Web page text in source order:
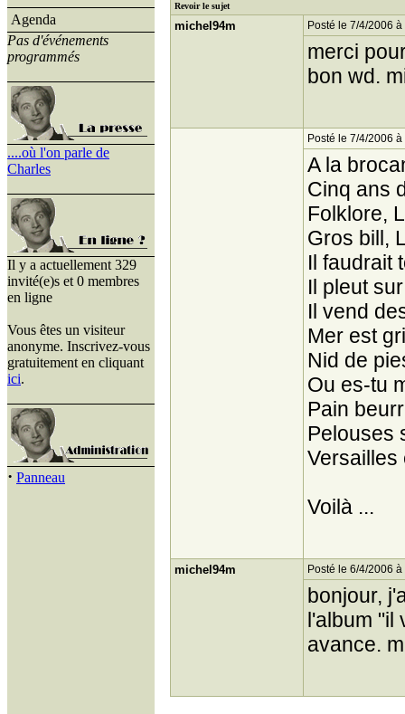
Agenda
Pas d'événements
programmés
....où l'on parle de
Charles
Il y a actuellement 329
invité(e)s et 0 membres
en ligne
Vous êtes un visiteur
anonyme. Inscrivez-vous
gratuitement en cliquant
ici.
· Panneau
Revoir le sujet
michel94m Posté le 7/4/2006
merci
bon wd.
Posté le 7/4/2006
A la
Cinq ans
Folklore,
Gros bill,
Il faudrait
Il pleut
Il vend
Mer est
Nid de
Ou es-tu
Pain
Pelouses
Versailles
Voilà ...
michel94m Posté le 6/4/2006
bonjour,
l'album "il
avance.